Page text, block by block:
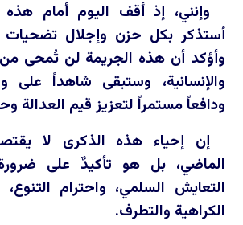
وإنني، إذ أقف اليوم أمام هذه
أستذكر بكل حزن وإجلال تضحيات
وأؤكد أن هذه الجريمة لن تُمحى من
والإنسانية، وستبقى شاهداً على
ودافعاً مستمراً لتعزيز قيم العدالة
إن إحياء هذه الذكرى لا
الماضي، بل هو تأكيدٌ على
التعايش السلمي، واحترام
الكراهية والتطرف.